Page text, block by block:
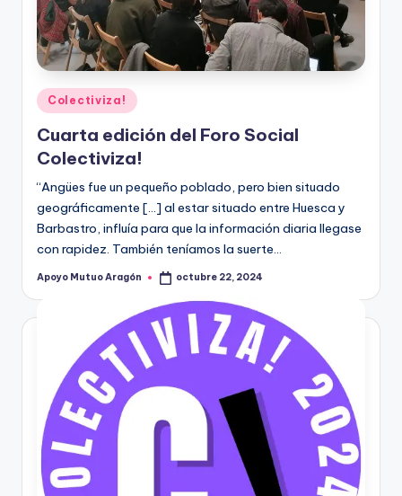
r
a
g
o
n
Publicado
en
Colectiviza!
Cuarta edición del Foro Social
Colectiviza!
“Angües fue un pequeño poblado, pero bien situado
geográficamente […] al estar situado entre Huesca y
Barbastro, influía para que la información diaria llegase
con rapidez. También teníamos la suerte…
Publicado
Apoyo Mutuo Aragón octubre 22, 2024